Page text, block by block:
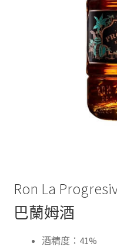
Ron La
巴蘭姆酒
酒精度：41%